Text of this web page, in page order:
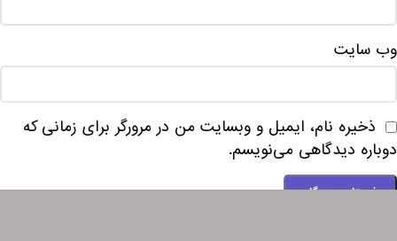
وب‌ سایت
ذخیره نام، ایمیل و وبسایت من در مرورگر برای زمانی که
دوباره دیدگاهی می‌نویسم.